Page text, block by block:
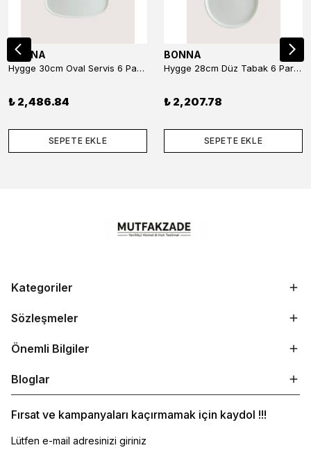
BONNA
Hygge 30cm Oval Servis 6 Parça
₺ 2,486.84
SEPETE EKLE
BONNA
Hygge 28cm Düz Tabak 6 Parça
₺ 2,207.78
SEPETE EKLE
Kategoriler
Sözleşmeler
Önemli Bilgiler
Bloglar
Fırsat ve kampanyaları kaçırmamak için kaydol !!!
Lütfen e-mail adresinizi giriniz